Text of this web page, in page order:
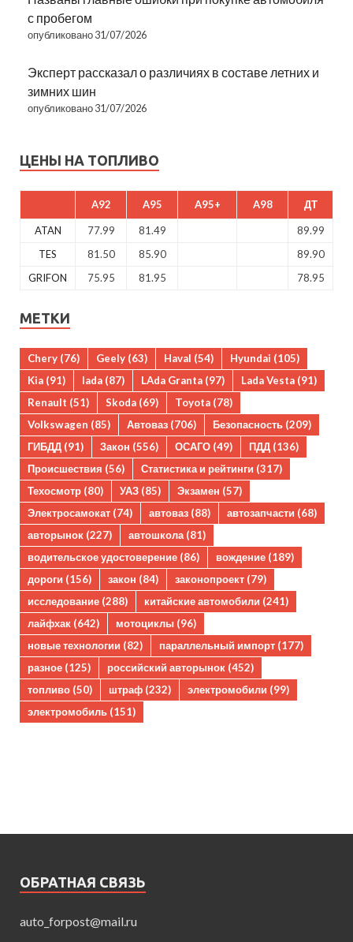
с пробегом
опубликовано 31/07/2026
Эксперт рассказал о различиях в составе летних и
зимних шин
опубликовано 31/07/2026
ЦЕНЫ НА ТОПЛИВО
A92 A95 A95+ A98 ДТ
ATAN 77.99 81.49
89.99
TES
81.50 85.90
89.90
GRIFON
75.95 81.95 78.95
МЕТКИ
Chery (76) Geely (63) Haval (54) Hyundai (105)
Kia (91) lada (87) LAda Granta (97) Lada Vesta (91)
Renault (51) Skoda (69) Toyota (78)
Volkswagen (85) Автоваз (706) Безопасность (209)
ГИБДД (91) Закон (556) ОСАГО (49) ПДД (136)
Происшествия (56) Статистика и рейтинги (317)
Техосмотр (80) УАЗ (85) Экзамен (57)
Электросамокат (74) автоваз (88) автозапчасти (68)
авторынок (227) автошкола(81)
водительское удостоверение (86) вождение (189)
дороги (156) закон (84) законопроект (79)
исследование (288) китайские автомобили (241)
лайфхак (642) мотоциклы (96)
новые технологии (82) параллельный импорт (177)
разное (125) российский авторынок (452)
топливо (50) штраф (232) электромобили (99)
электромобиль (151)
ОБРАТНАЯ СВЯЗЬ
auto_forpost@mail.ru